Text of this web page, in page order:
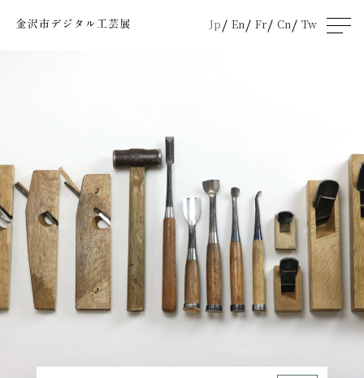
Jp En Fr Cn Tw
men